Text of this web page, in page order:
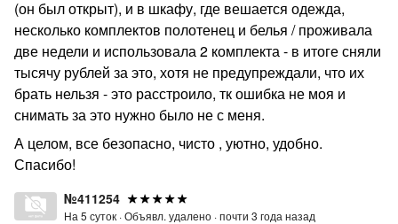
(он был открыт), и в шкафу, где вешается одежда,
несколько комплектов полотенец и белья / проживала
две недели и использовала 2 комплекта - в итоге сняли
тысячу рублей за это, хотя не предупреждали, что их
брать нельзя - это расстроило, тк ошибка не моя и
снимать за это нужно было не с меня.
А целом, все безопасно, чисто , уютно, удобно.
Спасибо!
№411254
На 5 суток ·Объявл. удалено ·почти 3 года назад